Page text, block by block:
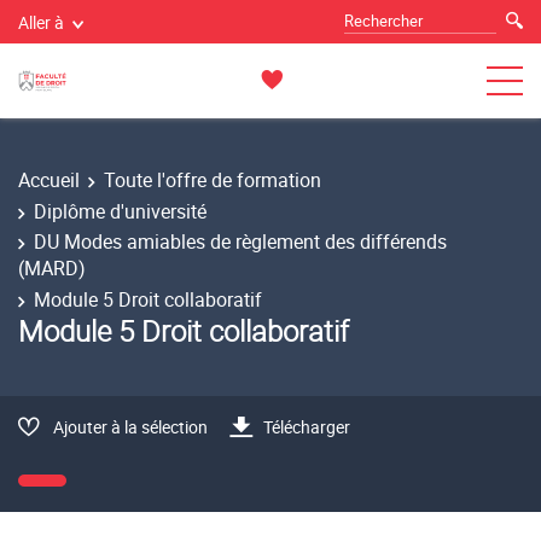
Aller à
Accueil
Toute l'offre de formation
Diplôme d'université
DU Modes amiables de règlement des différends
(MARD)
Module 5 Droit collaboratif
Module 5 Droit collaboratif
Ajouter à la sélection Télécharger